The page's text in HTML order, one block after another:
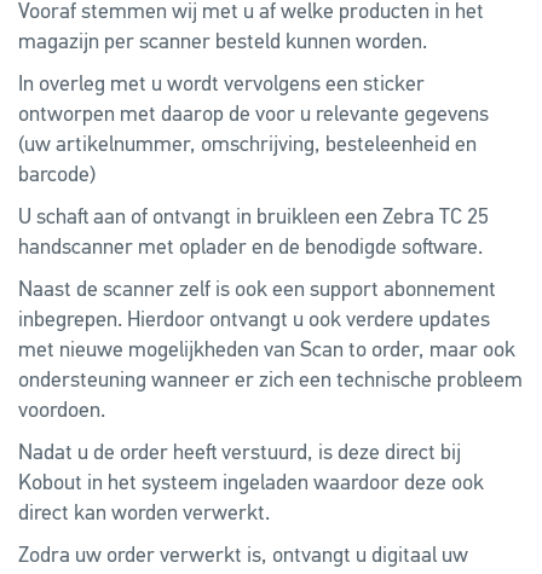
Vooraf stemmen wij met u af welke producten in het
magazijn per scanner besteld kunnen worden.
In overleg met u wordt vervolgens een sticker
ontworpen met daarop de voor u relevante gegevens
(uw artikelnummer, omschrijving, besteleenheid en
barcode)
U schaft aan of ontvangt in bruikleen een Zebra TC 25
handscanner met oplader en de benodigde software.
Naast de scanner zelf is ook een support abonnement
inbegrepen. Hierdoor ontvangt u ook verdere updates
met nieuwe mogelijkheden van Scan to order, maar ook
ondersteuning wanneer er zich een technische probleem
voordoen.
Nadat u de order heeft verstuurd, is deze direct bij
Kobout in het systeem ingeladen waardoor deze ook
direct kan worden verwerkt.
Zodra uw order verwerkt is, ontvangt u digitaal uw